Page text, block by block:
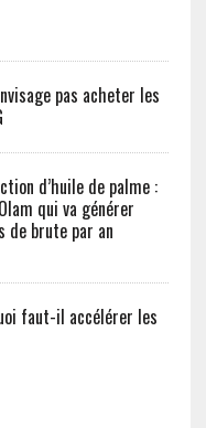
pas acheter les
d’huile de palme :
qui va générer
de brute par an
faut-il accélérer les